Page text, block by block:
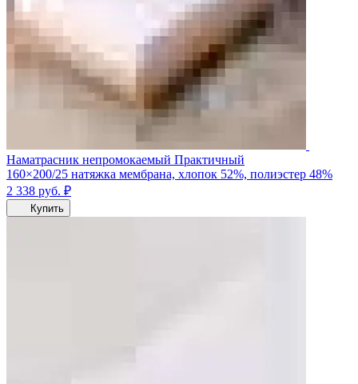
Наматрасник непромокаемый Практичный
160×200/25 натяжка мембрана, хлопок 52%, полиэстер 48%
2 338 руб. ₽
Купить